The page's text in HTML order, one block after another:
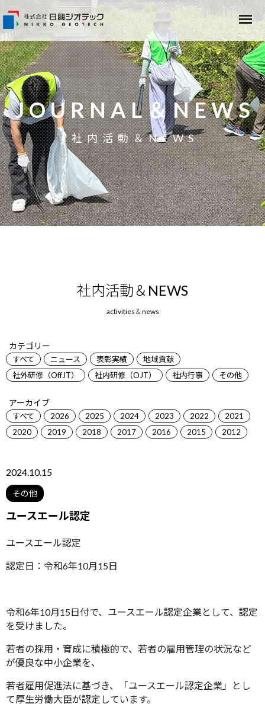
JOURNAL＆NEWS
社内活動＆NEWS
カテゴリー
すべて ニュース 表彰実績
地域貢献
社外研修（OffJT）
社内研修（OJT） 社内行事 その他
アーカイブ
すべて 2026 2025 2024 2023 2022
2021
2020
2019 2018 2017 2016 2015 2012
2024.10.15
その他
ユースエール認定
ユースエール認定
認定日：令和6年10月15日
令和6年10月15日付で、ユースエール認定企業として、認定
を受けました。
若者の採用・育成に積極的で、若者の雇用管理の状況など
が優良な中小企業を、
若者雇用促進法に基づき、「ユースエール認定企業」とし
て厚生労働大臣が認定しています。